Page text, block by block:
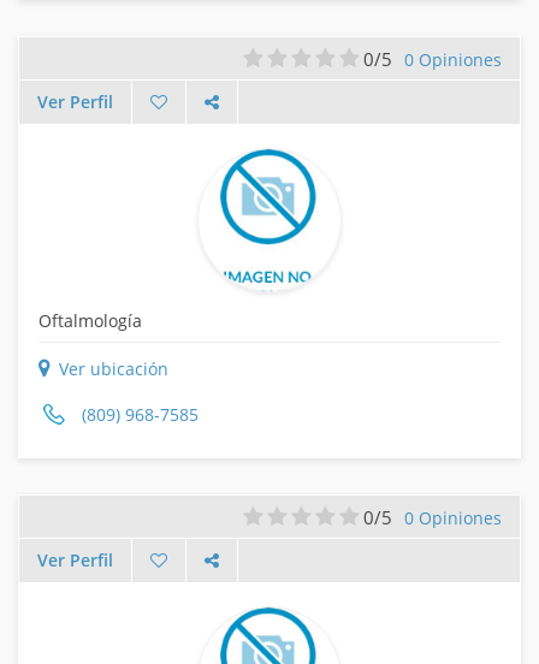
0/5 0 Opiniones
Ver Perfil
Oftalmología
Ver ubicación
(809) 968-7585
0/5 0 Opiniones
Ver Perfil